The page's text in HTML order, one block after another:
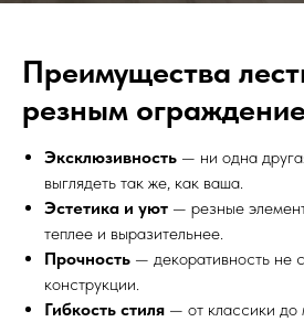
Преимущества
резным
Эксклюзивность — ни одна
выглядеть так же, как ваша.
Эстетика и уют — резные
теплее и выразительнее.
Прочность — декоративность не
конструкции.
Гибкость стиля — от классики